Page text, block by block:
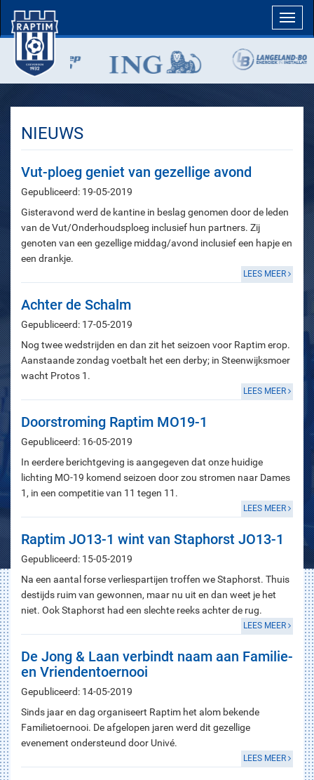
NIEUWS
Vut-ploeg geniet van gezellige avond
Gepubliceerd: 19-05-2019
Gisteravond werd de kantine in beslag genomen door de leden
van de Vut/Onderhoudsploeg inclusief hun partners. Zij
genoten van een gezellige middag/avond inclusief een hapje en
een drankje.
LEES MEER
Achter de Schalm
Gepubliceerd: 17-05-2019
Nog twee wedstrijden en dan zit het seizoen voor Raptim erop.
Aanstaande zondag voetbalt het een derby; in Steenwijksmoer
wacht Protos 1.
LEES MEER
Doorstroming Raptim MO19-1
Gepubliceerd: 16-05-2019
In eerdere berichtgeving is aangegeven dat onze huidige
lichting MO-19 komend seizoen door zou stromen naar Dames
1, in een competitie van 11 tegen 11.
LEES MEER
Raptim JO13-1 wint van Staphorst JO13-1
Gepubliceerd: 15-05-2019
Na een aantal forse verliespartijen troffen we Staphorst. Thuis
destijds ruim van gewonnen, maar nu uit en dan weet je het
niet. Ook Staphorst had een slechte reeks achter de rug.
LEES MEER
De Jong & Laan verbindt naam aan Familie-
en Vriendentoernooi
Gepubliceerd: 14-05-2019
Sinds jaar en dag organiseert Raptim het alom bekende
Familietoernooi. De afgelopen jaren werd dit gezellige
evenement ondersteund door Univé.
LEES MEER